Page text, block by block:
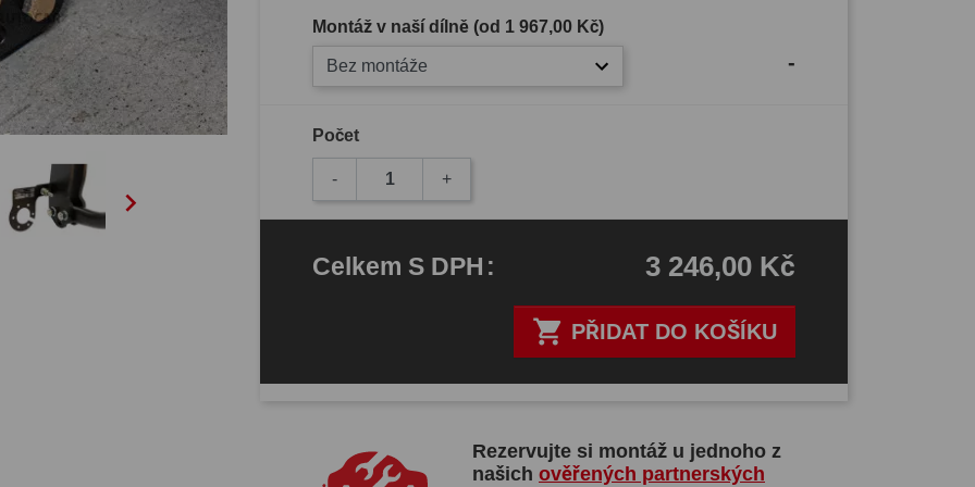

Montáž v naší dílně (od 1 967,00 Kč)
Bez montáže -
Počet
- +
 PŘIDAT DO KOŠÍKU
Celkem S DPH: 3 246,00 Kč
Rezervujte si montáž u jednoho z
našich ověřených partnerských